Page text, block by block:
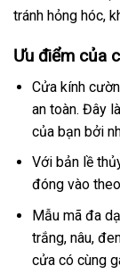
tránh hỏng hóc,
Ưu điểm của
Cửa kính
an toàn. Đây
của bạn bởi
Với bản lề
đóng vào
Mẫu mã đa
trắng, nâu,
cửa có cùng